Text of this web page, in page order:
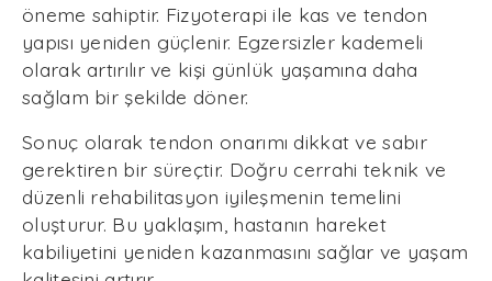
öneme sahiptir. Fizyoterapi ile kas ve tendon
yapısı yeniden güçlenir. Egzersizler kademeli
olarak artırılır ve kişi günlük yaşamına daha
sağlam bir şekilde döner.
Sonuç olarak tendon onarımı dikkat ve sabır
gerektiren bir süreçtir. Doğru cerrahi teknik ve
düzenli rehabilitasyon iyileşmenin temelini
oluşturur. Bu yaklaşım, hastanın hareket
kabiliyetini yeniden kazanmasını sağlar ve yaşam